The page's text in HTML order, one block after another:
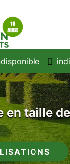
en taille